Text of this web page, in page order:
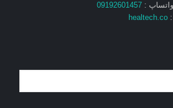
:
09192601457
healtech.co